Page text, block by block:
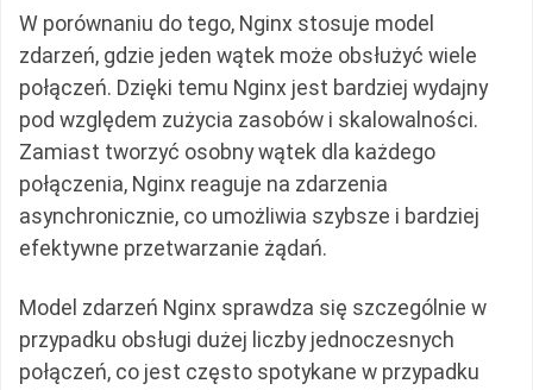
W porównaniu do tego, Nginx stosuje model
zdarzeń, gdzie jeden wątek może obsłużyć wiele
połączeń. Dzięki temu Nginx jest bardziej wydajny
pod względem zużycia zasobów i skalowalności.
Zamiast tworzyć osobny wątek dla każdego
połączenia, Nginx reaguje na zdarzenia
asynchronicznie, co umożliwia szybsze i bardziej
efektywne przetwarzanie żądań.
Model zdarzeń Nginx sprawdza się szczególnie w
przypadku obsługi dużej liczby jednoczesnych
połączeń, co jest często spotykane w przypadku